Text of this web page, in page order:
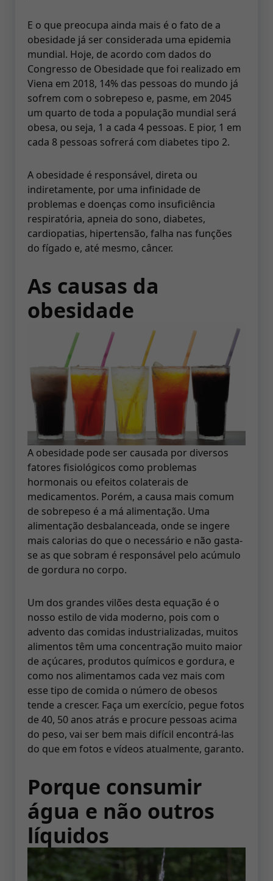
E o que preocupa ainda mais é o fato de a
obesidade já ser considerada uma epidemia
mundial. Hoje, de acordo com dados do
Congresso de Obesidade que foi realizado em
Viena em 2018, 14% das pessoas do mundo já
sofrem com o sobrepeso e, pasme, em 2045
um quarto de toda a população mundial será
obesa, ou seja, 1 a cada 4 pessoas. E pior, 1 em
cada 8 pessoas sofrerá com diabetes tipo 2.
A obesidade é responsável, direta ou
indiretamente, por uma infinidade de
problemas e doenças como insuficiência
respiratória, apneia do sono, diabetes,
cardiopatias, hipertensão, falha nas funções
do fígado e, até mesmo, câncer.
As causas da
obesidade
A obesidade pode ser causada por diversos
fatores fisiológicos como problemas
hormonais ou efeitos colaterais de
medicamentos. Porém, a causa mais comum
de sobrepeso é a má alimentação. Uma
alimentação desbalanceada, onde se ingere
mais calorias do que o necessário e não gasta-
se as que sobram é responsável pelo acúmulo
de gordura no corpo.
Um dos grandes vilões desta equação é o
nosso estilo de vida moderno, pois com o
advento das comidas industrializadas, muitos
alimentos têm uma concentração muito maior
de açúcares, produtos químicos e gordura, e
como nos alimentamos cada vez mais com
esse tipo de comida o número de obesos
tende a crescer. Faça um exercício, pegue fotos
de 40, 50 anos atrás e procure pessoas acima
do peso, vai ser bem mais difícil encontrá-las
do que em fotos e vídeos atualmente, garanto.
Porque consumir
água e não outros
líquidos